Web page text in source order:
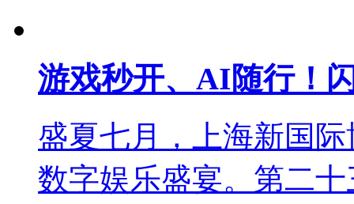
游戏秒开、AI随行！
盛夏七月，上海新国
数字娱乐盛宴。第二